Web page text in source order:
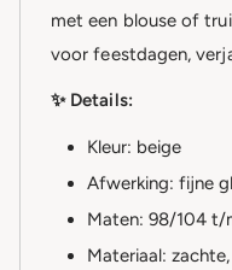
met een blouse of
voor feestdagen,
✨ Details:
Kleur: beige
Afwerking: fijne
Maten: 98/104 t/
Materiaal: